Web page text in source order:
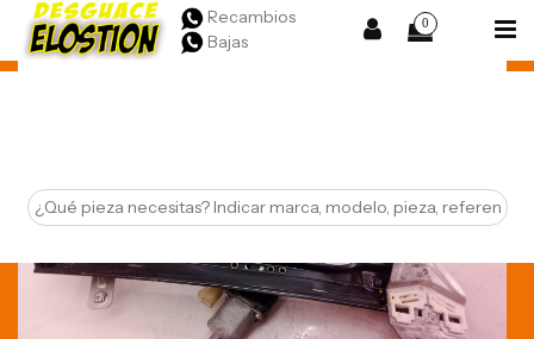
Recambios
Bajas
0